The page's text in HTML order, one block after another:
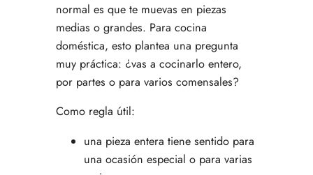
normal es que te muevas en piezas
medias o grandes. Para cocina
doméstica, esto plantea una pregunta
muy práctica: ¿vas a cocinarlo entero,
por partes o para varios comensales?
Como regla útil:
una pieza entera tiene sentido para
una ocasión especial o para varias